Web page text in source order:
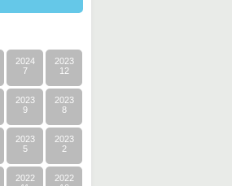
2024
7
2023
12
2023
9
2023
8
2023
5
2023
2
2022
2022